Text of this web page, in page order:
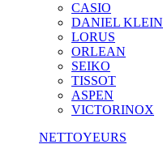
CASIO
DANIEL KLEIN
LORUS
ORLEAN
SEIKO
TISSOT
ASPEN
VICTORINOX
NETTOYEURS